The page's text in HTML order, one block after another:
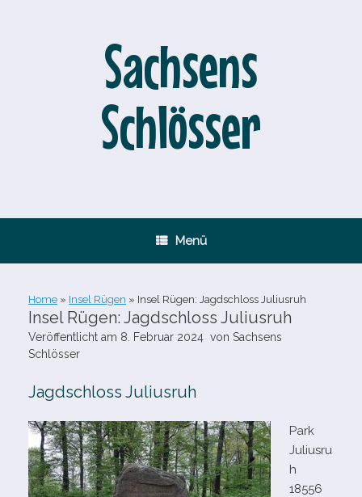
Sachsens
Schlösser
Menü
Home » Insel Rügen » Insel Rügen: Jagdschloss Juliusruh
Insel Rügen: Jagdschloss Juliusruh
Veröffentlicht am 8. Februar 2024 von Sachsens
Schlösser
Jagdschloss Juliusruh
Park
Juliusru
h
18556